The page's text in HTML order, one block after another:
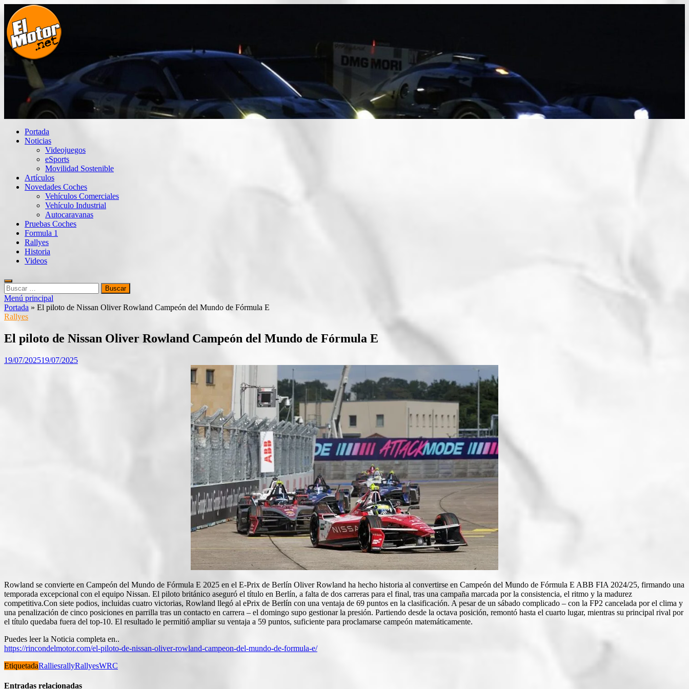
Saltar
contenido
El Motor punto Net
Información sobre novedades y pruebas de Automóviles
Portada
Noticias
Videojuegos
eSports
Movilidad Sostenible
Artículos
Novedades Coches
Vehículos Comerciales
Vehículo Industrial
Autocaravanas
Pruebas Coches
Formula 1
Rallyes
Historia
Videos
Buscar:
Menú principal
Portada » El piloto de Nissan Oliver Rowland Campeón del Mundo de Fórmula E
Rallyes
El piloto de Nissan Oliver Rowland Campeón del Mundo de Fórmula E
19/07/202519/07/2025
Rowland se convierte en Campeón del Mundo de Fórmula E 2025 en el E-Prix de Berlín Oliver Rowland ha hecho historia al convertirse en Campeón del Mundo de Fórmula E ABB FIA 2024/25, firmando una
temporada excepcional con el equipo Nissan. El piloto británico aseguró el título en Berlín, a falta de dos carreras para el final, tras una campaña marcada por la consistencia, el ritmo y la madurez
competitiva.Con siete podios, incluidas cuatro victorias, Rowland llegó al ePrix de Berlín con una ventaja de 69 puntos en la clasificación. A pesar de un sábado complicado – con la FP2 cancelada por el clima y
una penalización de cinco posiciones en parrilla tras un contacto en carrera – el domingo supo gestionar la presión. Partiendo desde la octava posición, remontó hasta el cuarto lugar, mientras su principal rival por
el título quedaba fuera del top-10. El resultado le permitió ampliar su ventaja a 59 puntos, suficiente para proclamarse campeón matemáticamente.
Puedes leer la Noticia completa en..
https://rincondelmotor.com/el-piloto-de-nissan-oliver-rowland-campeon-del-mundo-de-formula-e/
EtiquetadaRalliesrallyRallyesWRC
Entradas relacionadas